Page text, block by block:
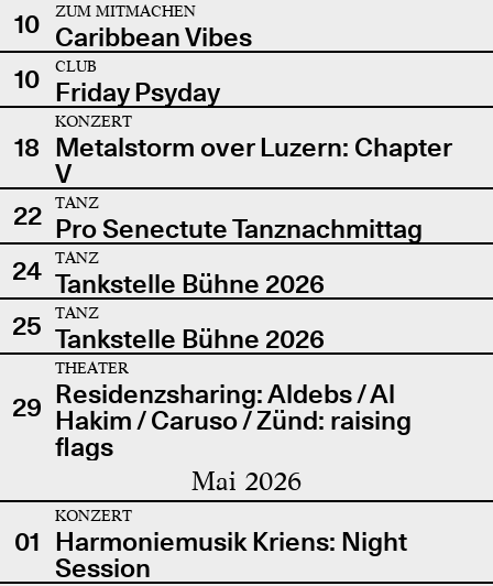
10
ZUM MITMACHEN
Caribbean Vibes
10
CLUB
Friday Psyday
18
KONZERT
Metalstorm over Luzern: Chapter
V
22
TANZ
Pro Senectute Tanznachmittag
24
TANZ
Tankstelle Bühne 2026
25
TANZ
Tankstelle Bühne 2026
29
THEATER
Residenzsharing: Aldebs / Al
Hakim / Caruso / Zünd: raising
flags
Mai 2026
01
KONZERT
Harmoniemusik Kriens: Night
Session